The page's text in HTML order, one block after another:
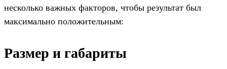
несколько важных факторов, чтобы результат был
максимально положительным:
Размер и габариты